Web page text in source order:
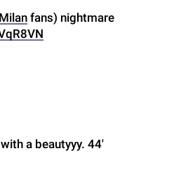
fans) nightmare
with a beautyyy. 44′